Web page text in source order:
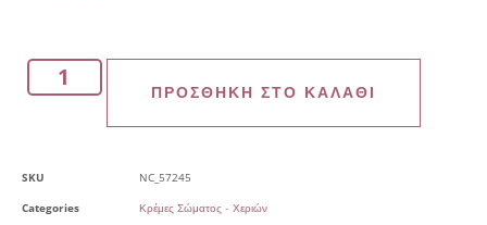
ΠΡΟΣΘΉΚΗ ΣΤΟ ΚΑΛΆΘΙ
SKU
NC_57245
Categories
Κρέμες Σώματος - Χεριών